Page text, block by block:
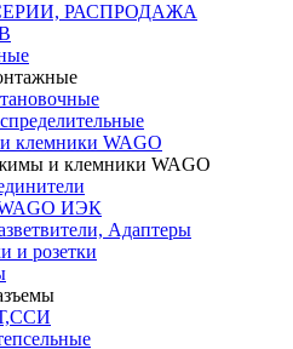
РАСПРОДАЖА
клемники WAGO
и клемники WAGO
ИЭК
Адаптеры
и розетки